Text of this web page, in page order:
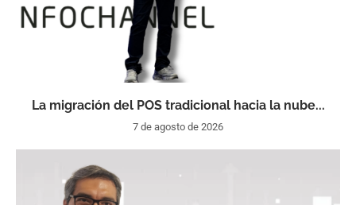
La migración del POS tradicional hacia la nube...
7 de agosto de 2026